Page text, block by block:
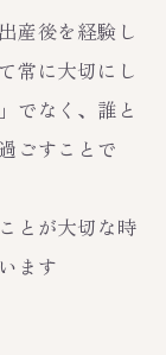
産後を経験し
常に大切にし
でなく、誰と
ごすことで
とが大切な時
ます